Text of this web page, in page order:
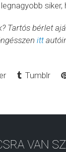
Tartós bérlet
itt
Tumblr
VAN